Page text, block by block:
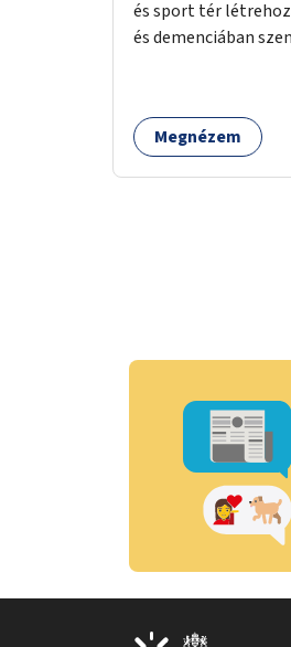
és sport tér
és demenciában
amit a legtöbb
ember is tud
Megnézem